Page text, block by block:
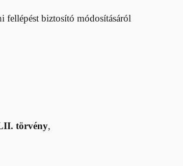
fellépést biztosító módosításáról
törvény,